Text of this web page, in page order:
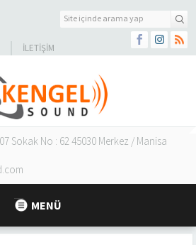
İLETIŞIM
Sokak No : 62 45030 Merkez / Manisa
MENÜ